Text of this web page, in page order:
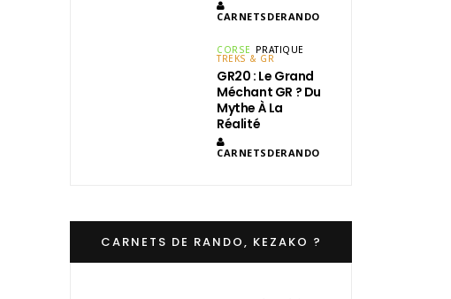
CARNETSDERANDO
CORSE PRATIQUE
TREKS & GR
GR20 : Le Grand
Méchant GR ? Du
Mythe À La
Réalité
CARNETSDERANDO
CARNETS DE RANDO, KEZAKO ?